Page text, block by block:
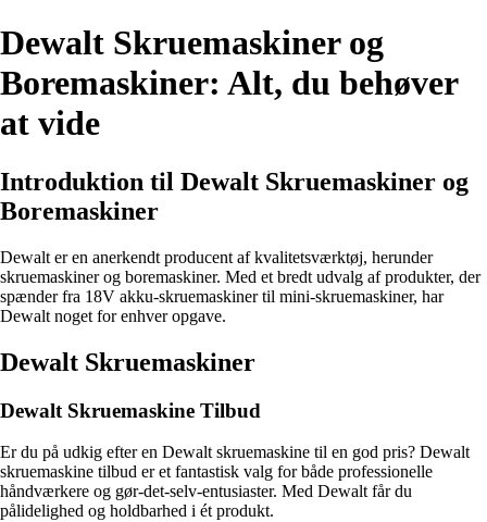
Dewalt Skruemaskiner og
Boremaskiner: Alt, du behøver
at vide
Introduktion til Dewalt Skruemaskiner og
Boremaskiner
Dewalt er en anerkendt producent af kvalitetsværktøj, herunder
skruemaskiner og boremaskiner. Med et bredt udvalg af produkter, der
spænder fra 18V akku-skruemaskiner til mini-skruemaskiner, har
Dewalt noget for enhver opgave.
Dewalt Skruemaskiner
Dewalt Skruemaskine Tilbud
Er du på udkig efter en Dewalt skruemaskine til en god pris? Dewalt
skruemaskine tilbud er et fantastisk valg for både professionelle
håndværkere og gør-det-selv-entusiaster. Med Dewalt får du
pålidelighed og holdbarhed i ét produkt.